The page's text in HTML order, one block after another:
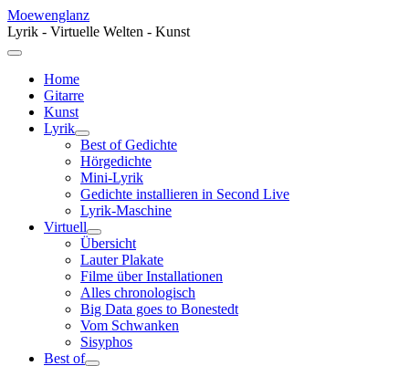
Moewenglanz
Lyrik - Virtuelle Welten - Kunst
Home
Gitarre
Kunst
Lyrik
Best of Gedichte
Hörgedichte
Mini-Lyrik
Gedichte installieren in Second Live
Lyrik-Maschine
Virtuell
Übersicht
Lauter Plakate
Filme über Installationen
Alles chronologisch
Big Data goes to Bonestedt
Vom Schwanken
Sisyphos
Best of